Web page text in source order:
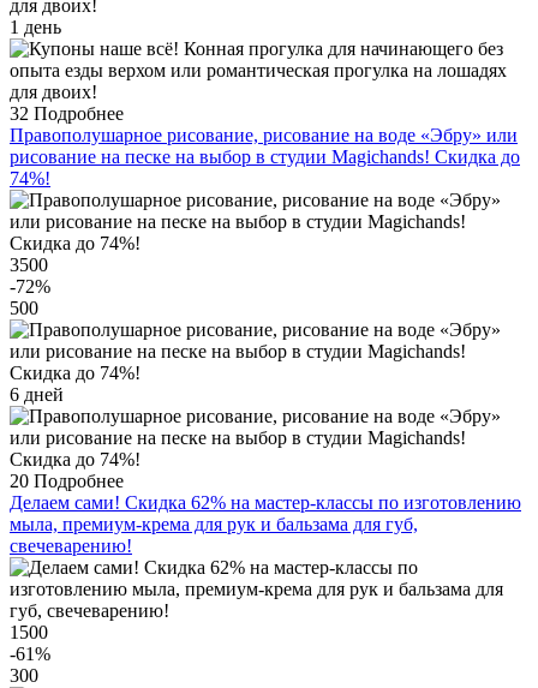
1 день
32 Подробнее
Правополушарное рисование, рисование на воде «Эбру» или
рисование на песке на выбор в студии Magichands! Скидка до
74%!
3500
-72%
500
6 дней
20 Подробнее
Делаем сами! Скидка 62% на мастер-классы по изготовлению
мыла, премиум-крема для рук и бальзама для губ,
свечеварению!
1500
-61%
300